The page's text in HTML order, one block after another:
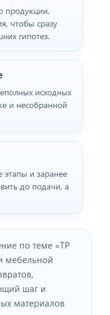
продукции,
чтобы сразу
гипотез.
исходных
и несобранной
этапы и заранее
до подачи, а
по теме «ТР
мебельной
шаг и
материалов